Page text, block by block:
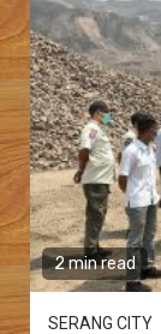
2 min read
SERANG CITY